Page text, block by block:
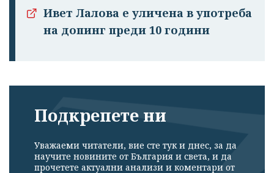
Ивет Лалова е уличена в употреба
на допинг преди 10 години
Подкрепете ни
Уважаеми читатели, вие сте тук и днес, за да
научите новините от България и света, и да
прочетете актуални анализи и коментари от